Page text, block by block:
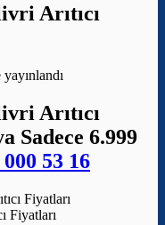
Arıtıcı
Arıtıcı
Sadece 6.999
53 16
Fiyatları